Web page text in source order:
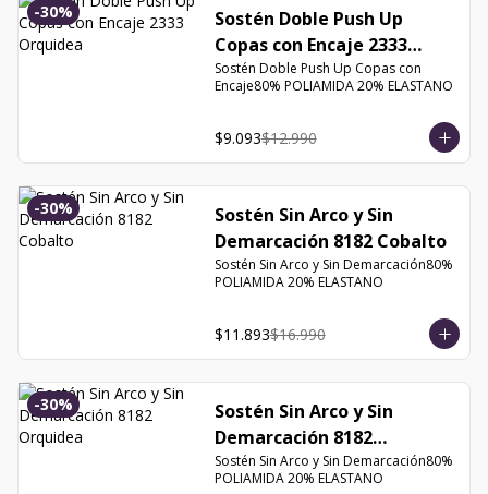
-30%
Sostén Doble Push Up
Copas con Encaje 2333
Orquidea
Sostén Doble Push Up Copas con
Encaje80% POLIAMIDA 20% ELASTANO
$9.093$12.990
-30%
Sostén Sin Arco y Sin
Demarcación 8182 Cobalto
Sostén Sin Arco y Sin Demarcación80%
POLIAMIDA 20% ELASTANO
$11.893$16.990
-30%
Sostén Sin Arco y Sin
Demarcación 8182
Orquidea
Sostén Sin Arco y Sin Demarcación80%
POLIAMIDA 20% ELASTANO